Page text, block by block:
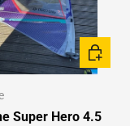
Super Hero 4.5
IN DEN